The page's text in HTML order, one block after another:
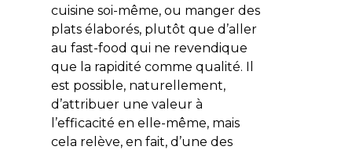
cuisine soi-même, ou manger des
plats élaborés, plutôt que d’aller
au fast-food qui ne revendique
que la rapidité comme qualité. Il
est possible, naturellement,
d’attribuer une valeur à
l’efficacité en elle-même, mais
cela relève, en fait, d’une des